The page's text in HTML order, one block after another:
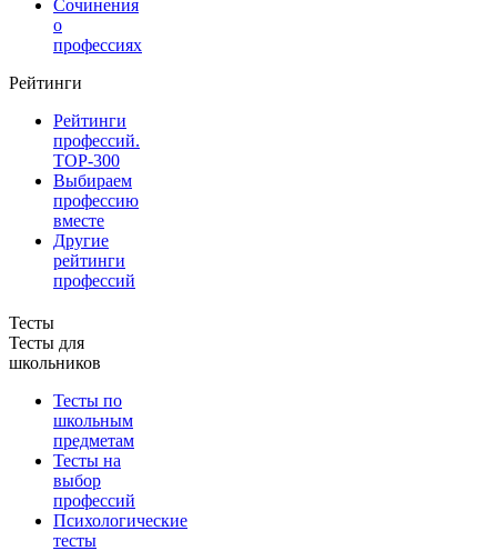
Сочинения
о
профессиях
Рейтинги
Рейтинги
профессий.
TOP-300
Выбираем
профессию
вместе
Другие
рейтинги
профессий
Тесты
Тесты для
школьников
Тесты по
школьным
предметам
Тесты на
выбор
профессий
Психологические
тесты